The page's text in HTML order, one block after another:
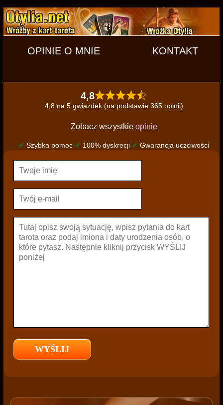
OPINIE O MNIE KONTAKT
4,8
4,8 na 5 gwiazdek (na podstawie 365 opinii)
Zobacz wszystkie opinie
✔ Szybka pomoc ✔ 100% dyskrecji ✔ Gwarancja uczciwości